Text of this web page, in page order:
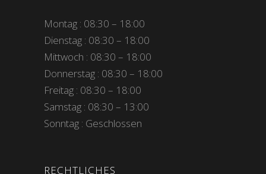
Montag : 08:30 – 18:00
Dienstag : 08:30 – 18:00
Mittwoch : 08:30 – 18:00
Donnerstag : 08:30 – 18:00
Freitag : 08:30 – 18:00
Samstag : 08:30 – 13:00
Sonntag : Geschlossen
RECHTLICHES